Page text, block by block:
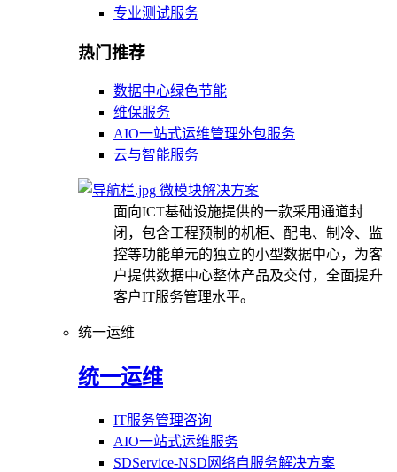
专业测试服务
热门推荐
数据中心绿色节能
维保服务
AIO一站式运维管理外包服务
云与智能服务
微模块解决方案
面向ICT基础设施提供的一款采用通道封
闭，包含工程预制的机柜、配电、制冷、监
控等功能单元的独立的小型数据中心，为客
户提供数据中心整体产品及交付，全面提升
客户IT服务管理水平。
统一运维
统一运维
IT服务管理咨询
AIO一站式运维服务
SDService-NSD网络自服务解决方案